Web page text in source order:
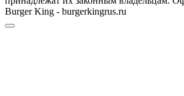
Burger King - burgerkingrus.ru